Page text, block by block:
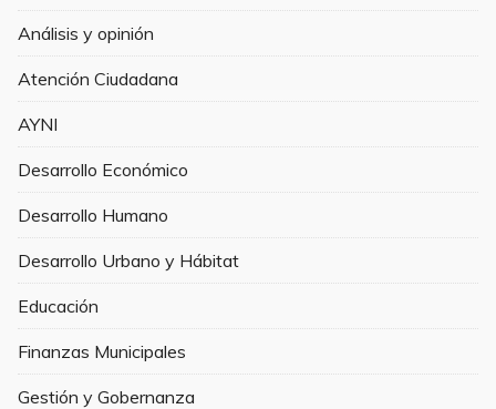
Análisis y opinión
Atención Ciudadana
AYNI
Desarrollo Económico
Desarrollo Humano
Desarrollo Urbano y Hábitat
Educación
Finanzas Municipales
Gestión y Gobernanza